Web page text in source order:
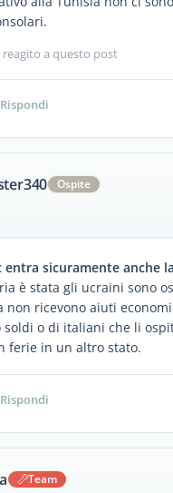
a questo post
Rispondi
Ospite
entra sicuramente anche
è stata gli ucraini sono
non ricevono aiuti
soldi o di italiani che li
ferie in un altro stato.
Rispondi
Team